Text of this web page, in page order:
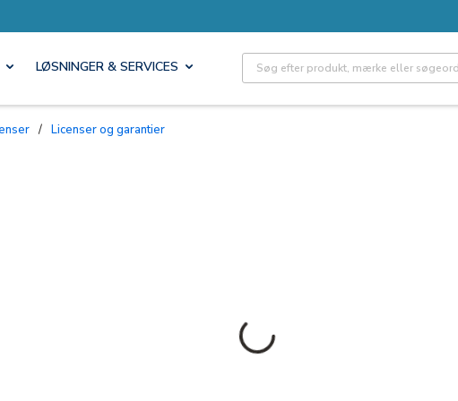
LØSNINGER & SERVICES Site Search
/ Licenser og garantier